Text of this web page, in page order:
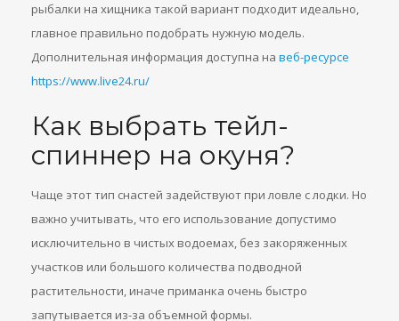
рыбалки на хищника такой вариант подходит идеально,
главное правильно подобрать нужную модель.
Дополнительная информация доступна на веб-ресурсе
https://www.live24.ru/
Как выбрать тейл-
спиннер на окуня?
Чаще этот тип снастей задействуют при ловле с лодки. Но
важно учитывать, что его использование допустимо
исключительно в чистых водоемах, без закоряженных
участков или большого количества подводной
растительности, иначе приманка очень быстро
запутывается из-за объемной формы.